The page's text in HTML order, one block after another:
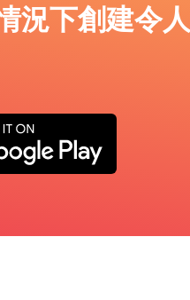
況下創建令人